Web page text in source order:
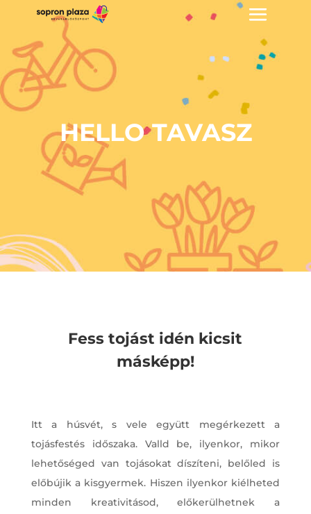
HELLO TAVASZ
Fess tojást idén kicsit
másképp!
Itt a húsvét, s vele együtt megérkezett a
tojásfestés időszaka. Valld be, ilyenkor, mikor
lehetőséged van tojásokat díszíteni, belőled is
előbújik a kisgyermek. Hiszen ilyenkor kiélheted
minden kreativitásod, előkerülhetnek a